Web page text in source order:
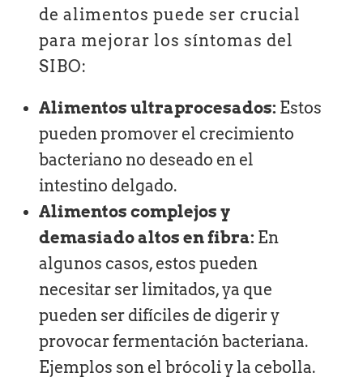
de alimentos puede ser crucial
para mejorar los síntomas del
SIBO:
Alimentos ultraprocesados: Estos
pueden promover el crecimiento
bacteriano no deseado en el
intestino delgado.
Alimentos complejos y
demasiado altos en fibra: En
algunos casos, estos pueden
necesitar ser limitados, ya que
pueden ser difíciles de digerir y
provocar fermentación bacteriana.
Ejemplos son el brócoli y la cebolla.